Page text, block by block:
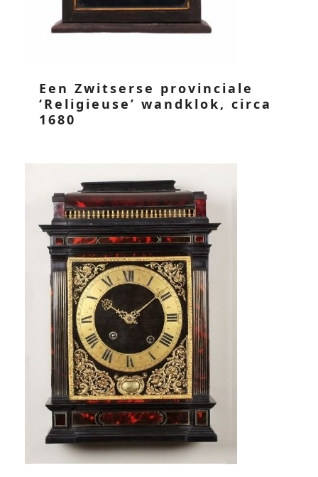
Een Zwitserse provinciale
‘Religieuse’ wandklok, circa
1680